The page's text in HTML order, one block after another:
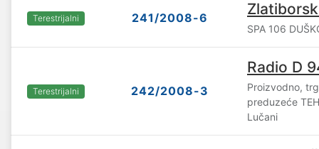
Terestrijalni 241/2008-6
SPA 106
Terestrijalni 242/2008-3
Radio D
Proizvodno,
preduzeće
Lučani